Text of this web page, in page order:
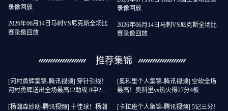
录像回放
录像回放
2026年06月14日马刺VS尼克斯全场比
赛录像回放
2026年06月14日马刺VS尼克斯全场比
赛录像回放
推荐集锦
[河村勇辉集锦-腾讯视频] 穿针引线！
河村勇辉送出全场最高12助攻 8中2拿
[奥科里个人集锦-腾讯视频] 空砍全场
最高！奥科里vs热火得27分4板
[杨瀚森妙助-腾讯视频] 十佳球！杨瀚
[卡拉班个人集锦-腾讯视频] 5记三分！